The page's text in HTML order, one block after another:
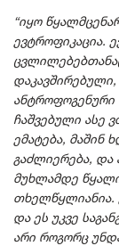
“იყო
ევტროფიკაცია.
ანტროფოგენური
ჩაშვებული ასე
ემატება, მაშინ
გაძლიერება, და
მუხლამდე
თხელწყლიანია.
და ეს უკვე
არი როგორც